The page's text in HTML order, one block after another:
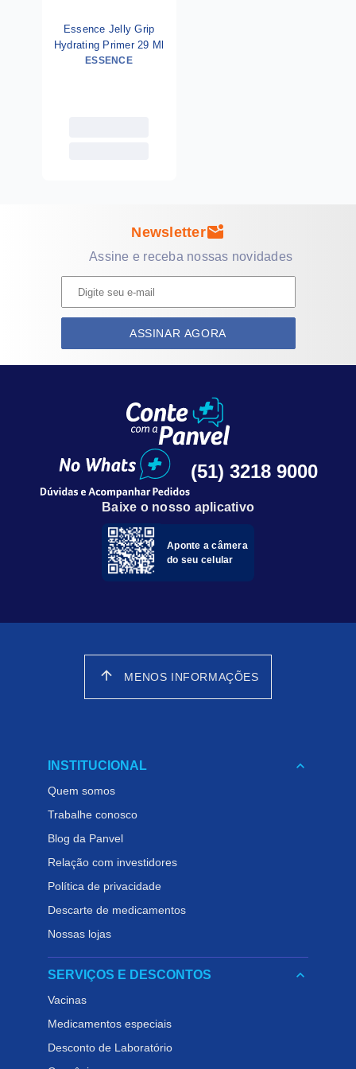
Essence Jelly Grip
Hydrating Primer 29 Ml
ESSENCE
Newslettermark_email_unread
Assine e receba nossas novidades
ASSINAR AGORA
(51) 3218 9000
Baixe o nosso aplicativo
Aponte a câmera
do seu celular
arrow_upward MENOS INFORMAÇÕES
INSTITUCIONAL keyboard_arrow_down
Quem somos
Trabalhe conosco
Blog da Panvel
Relação com investidores
Política de privacidade
Descarte de medicamentos
Nossas lojas
SERVIÇOS E DESCONTOS keyboard_arrow_down
Vacinas
Medicamentos especiais
Desconto de Laboratório